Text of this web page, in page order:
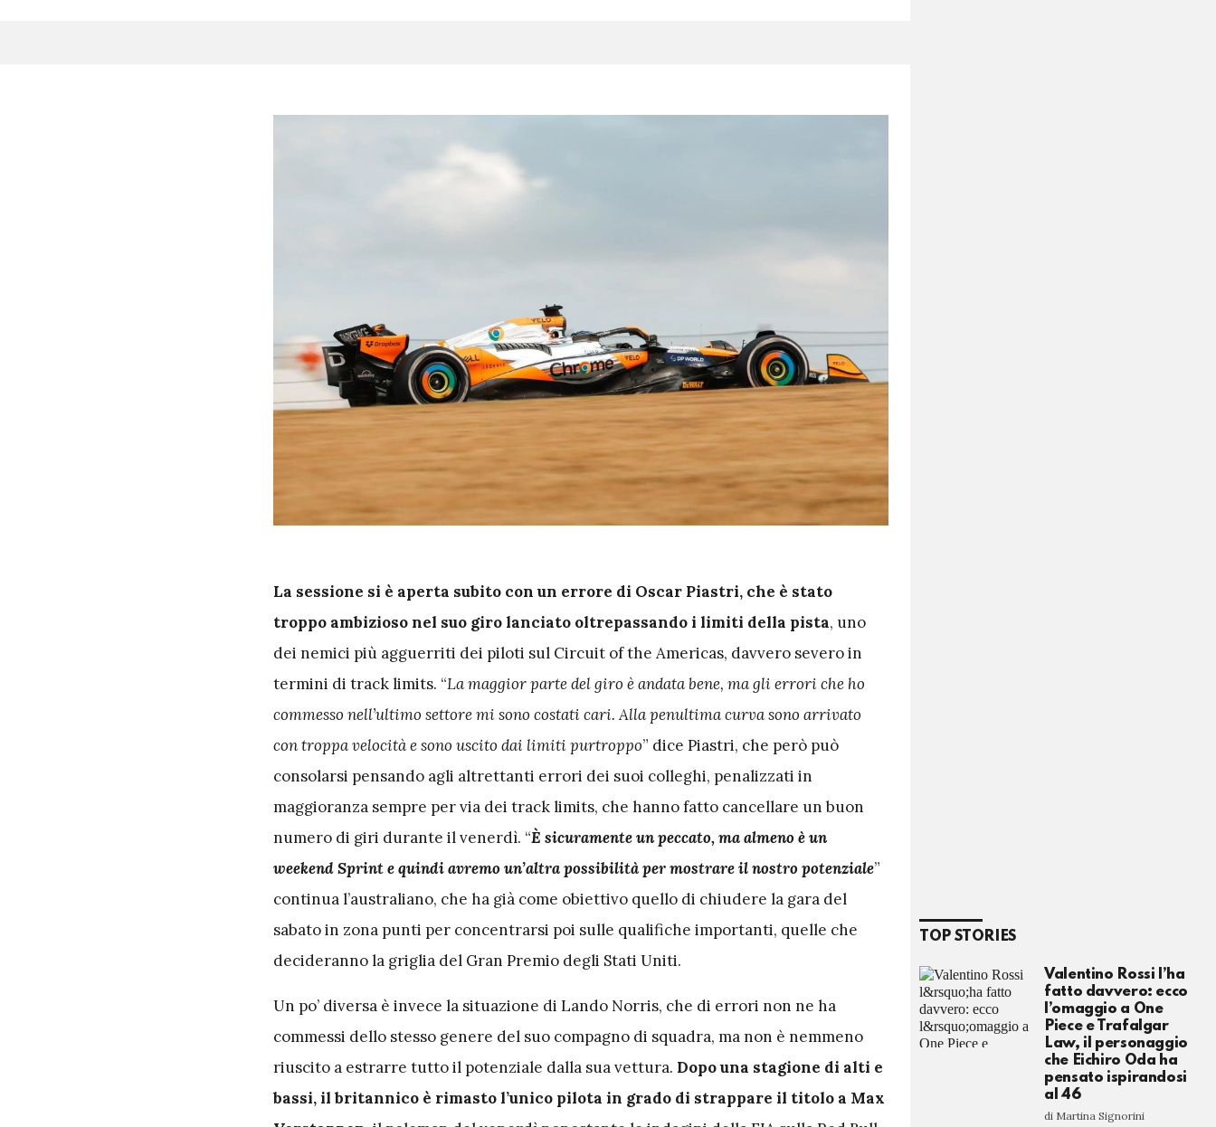
La sessione si è aperta subito con un errore di Oscar Piastri, che è stato
troppo ambizioso nel suo giro lanciato oltrepassando i limiti della pista, uno
dei nemici più agguerriti dei piloti sul Circuit of the Americas, davvero severo in
termini di track limits. “La maggior parte del giro è andata bene, ma gli errori che ho
commesso nell’ultimo settore mi sono costati cari. Alla penultima curva sono arrivato
con troppa velocità e sono uscito dai limiti purtroppo” dice Piastri, che però può
consolarsi pensando agli altrettanti errori dei suoi colleghi, penalizzati in
maggioranza sempre per via dei track limits, che hanno fatto cancellare un buon
numero di giri durante il venerdì. “È sicuramente un peccato, ma almeno è un
weekend Sprint e quindi avremo un’altra possibilità per mostrare il nostro potenziale”
continua l’australiano, che ha già come obiettivo quello di chiudere la gara del
sabato in zona punti per concentrarsi poi sulle qualifiche importanti, quelle che
decideranno la griglia del Gran Premio degli Stati Uniti.
Un po’ diversa è invece la situazione di Lando Norris, che di errori non ne ha
commessi dello stesso genere del suo compagno di squadra, ma non è nemmeno
riuscito a estrarre tutto il potenziale dalla sua vettura. Dopo una stagione di alti e
bassi, il britannico è rimasto l’unico pilota in grado di strappare il titolo a Max
TOP STORIES
Valentino Rossi l’ha
fatto davvero: ecco
l’omaggio a One
Piece e Trafalgar
Law, il personaggio
che Eichiro Oda ha
pensato ispirandosi
al 46
di Martina Signorini